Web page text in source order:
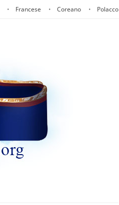
Francese Coreano Polacco